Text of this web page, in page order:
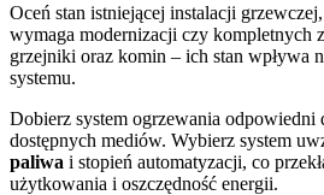
Oceń stan istniejącej instalacji
wymaga modernizacji czy kompletnych
grzejniki oraz komin – ich stan wpływa
systemu.
Dobierz system ogrzewania odpowiedni
dostępnych mediów. Wybierz system
paliwa i stopień automatyzacji, co
użytkowania i oszczędność energii.